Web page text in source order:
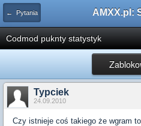
← Pytania
Codmod puknty statystyk
Typciek
24.09.2010
Czy istnieje coś takiego że wgram